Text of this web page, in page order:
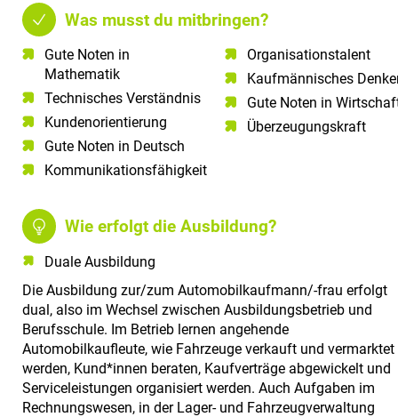
Was musst du mitbringen?
Gute Noten in
Mathematik​
Technisches Verständnis​
Kundenorientierung​
Gute Noten in Deutsch​
Kommunikationsfähigkeit​
Organisationstalent
Kaufmännisches
Gute Noten in
Überzeugungskraft
Wie erfolgt die Ausbildung?
Duale Ausbildung
Die Ausbildung zur/zum Automobilkaufmann/-frau erfolgt
dual, also im Wechsel zwischen Ausbildungsbetrieb und
Berufsschule. Im Betrieb lernen angehende
Automobilkaufleute, wie Fahrzeuge verkauft und vermarktet
werden, Kund*innen beraten, Kaufverträge abgewickelt und
Serviceleistungen organisiert werden. Auch Aufgaben im
Rechnungswesen, in der Lager- und Fahrzeugverwaltung